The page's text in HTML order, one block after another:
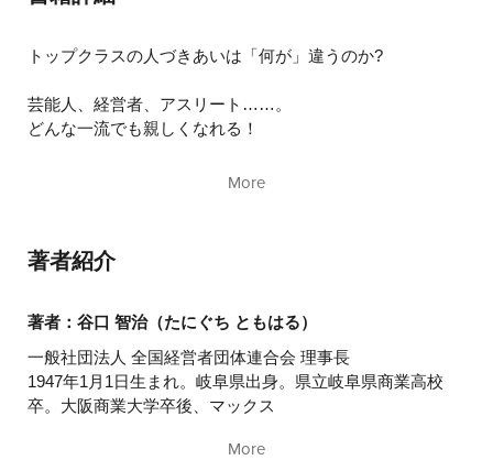
トップクラスの人づきあいは「何が」違うのか?
芸能人、経営者、アスリート……。
どんな一流でも親しくなれる！
"日本一の人脈"を築き上げた著者が語る
一流とどこで知り合いますか？
どうやって親しくなりますか？
それには学歴も家柄もスキルも関係ありません。
身近な縁から誰でも始められるのです。
私は30年以上前に書いた書籍で、
たった一度名刺交換しただけの著名人を12ページにも渡り
More
著者紹介
著者：谷口 智治（たにぐち ともはる）
一般社団法人 全国経営者団体連合会 理事長
1947年1月1日生まれ。岐阜県出身。県立岐阜県商業高校
卒。大阪商業大学卒後、マックス
ファクター入社。1980年株式会社にじゅういち創業。1983
More